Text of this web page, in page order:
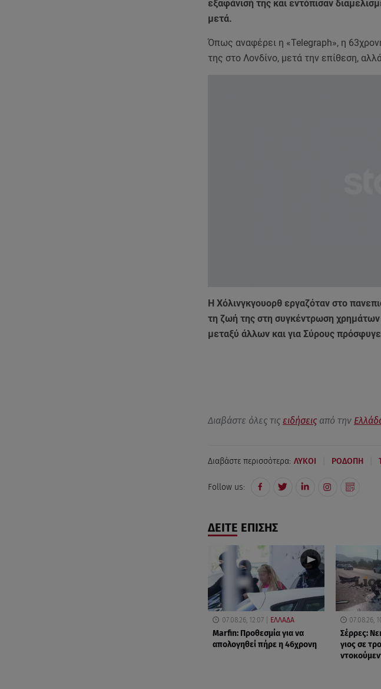
εξαφάνισή της και εντόπισαν
μετά.
Όπως αναφέρει η «Telegraph», η
της στο Λονδίνο, μετά την επίθεση,
Η Χόλινγκγουορθ εργαζόταν στο
τη ζωή της στη συγκέντρωση
μεταξύ άλλων και για Σύρους
Διαβάστε όλες τις ειδήσειςαπό την
Διαβάστε περισσότερα: ΛΥΚΟΙ ΡΟΔΟΠΗ
Follow us:
ΔΕΙΤΕ ΕΠΙΣΗΣ
07.08.26, 12:07 ΕΛΛΑΔΑ
Marfin: Προθεσμία για να
απολογηθεί πήρε η 46χρονη
07.08.26,
Σέρρες:
γιος σε